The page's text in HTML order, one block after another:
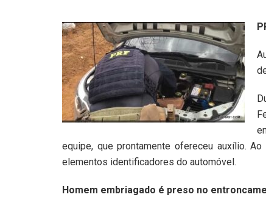
equipe, que prontamente ofereceu auxílio.
elementos identificadores do automóvel.
Homem embriagado é preso no